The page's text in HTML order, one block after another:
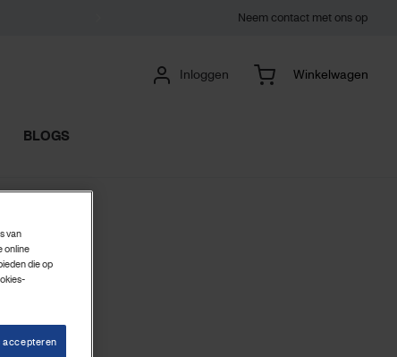
Neem contact met ons op
Inloggen Winkelwagen
BLOGS
van
online
die op
accepteren